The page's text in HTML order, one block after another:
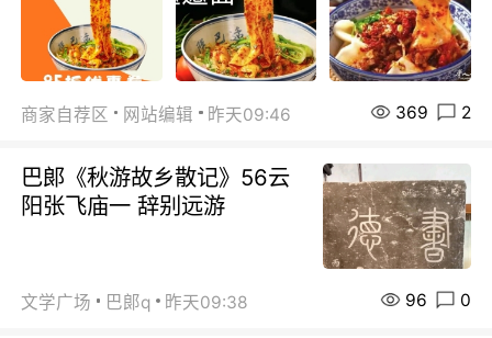
商家自荐区 网站编辑 昨天09:46 369 2
巴郞《秋游故乡散记》56云
阳张飞庙一 辞别远游
文学广场 巴郞q 昨天09:38 96 0